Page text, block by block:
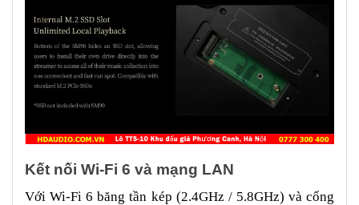
Kết nối Wi-Fi 6 và mạng LAN
Với Wi-Fi 6 băng tần kép (2.4GHz / 5.8GHz) và cổng